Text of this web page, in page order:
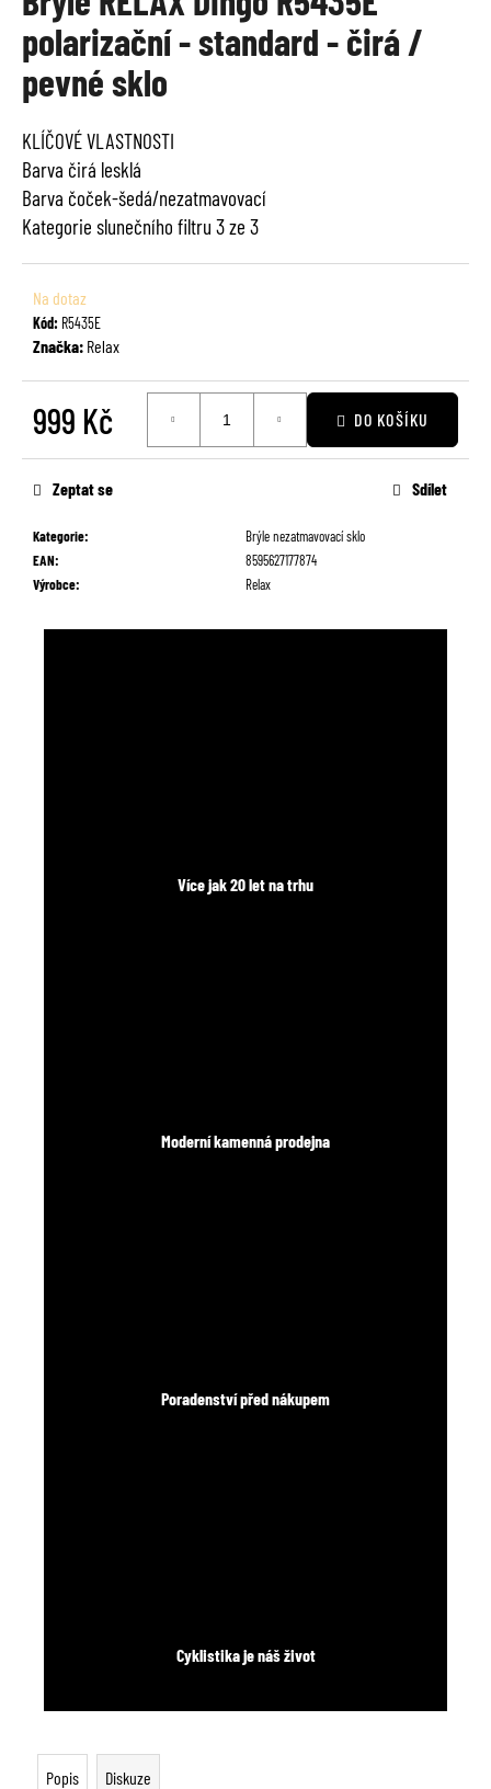
je
0,0
z
hvězdiček.
polarizační - standard - čirá /
pevné sklo
KLÍČOVÉ VLASTNOSTI
Barva čirá lesklá
Barva čoček-šedá/nezatmavovací
Kategorie slunečního filtru 3 ze 3
Na dotaz
Kód: R5435E
Značka: Relax
999 Kč DO KOŠÍKU
Kategorie:
Brýle nezatmavovací sklo
EAN:
8595627177874
Výrobce: Relax
Zeptat se Sdílet
Více jak 20 let na trhu
Moderní kamenná prodejna
Poradenství před nákupem
Cyklistika je náš život
Popis Diskuze
a
j
í
t
?
o
r
m